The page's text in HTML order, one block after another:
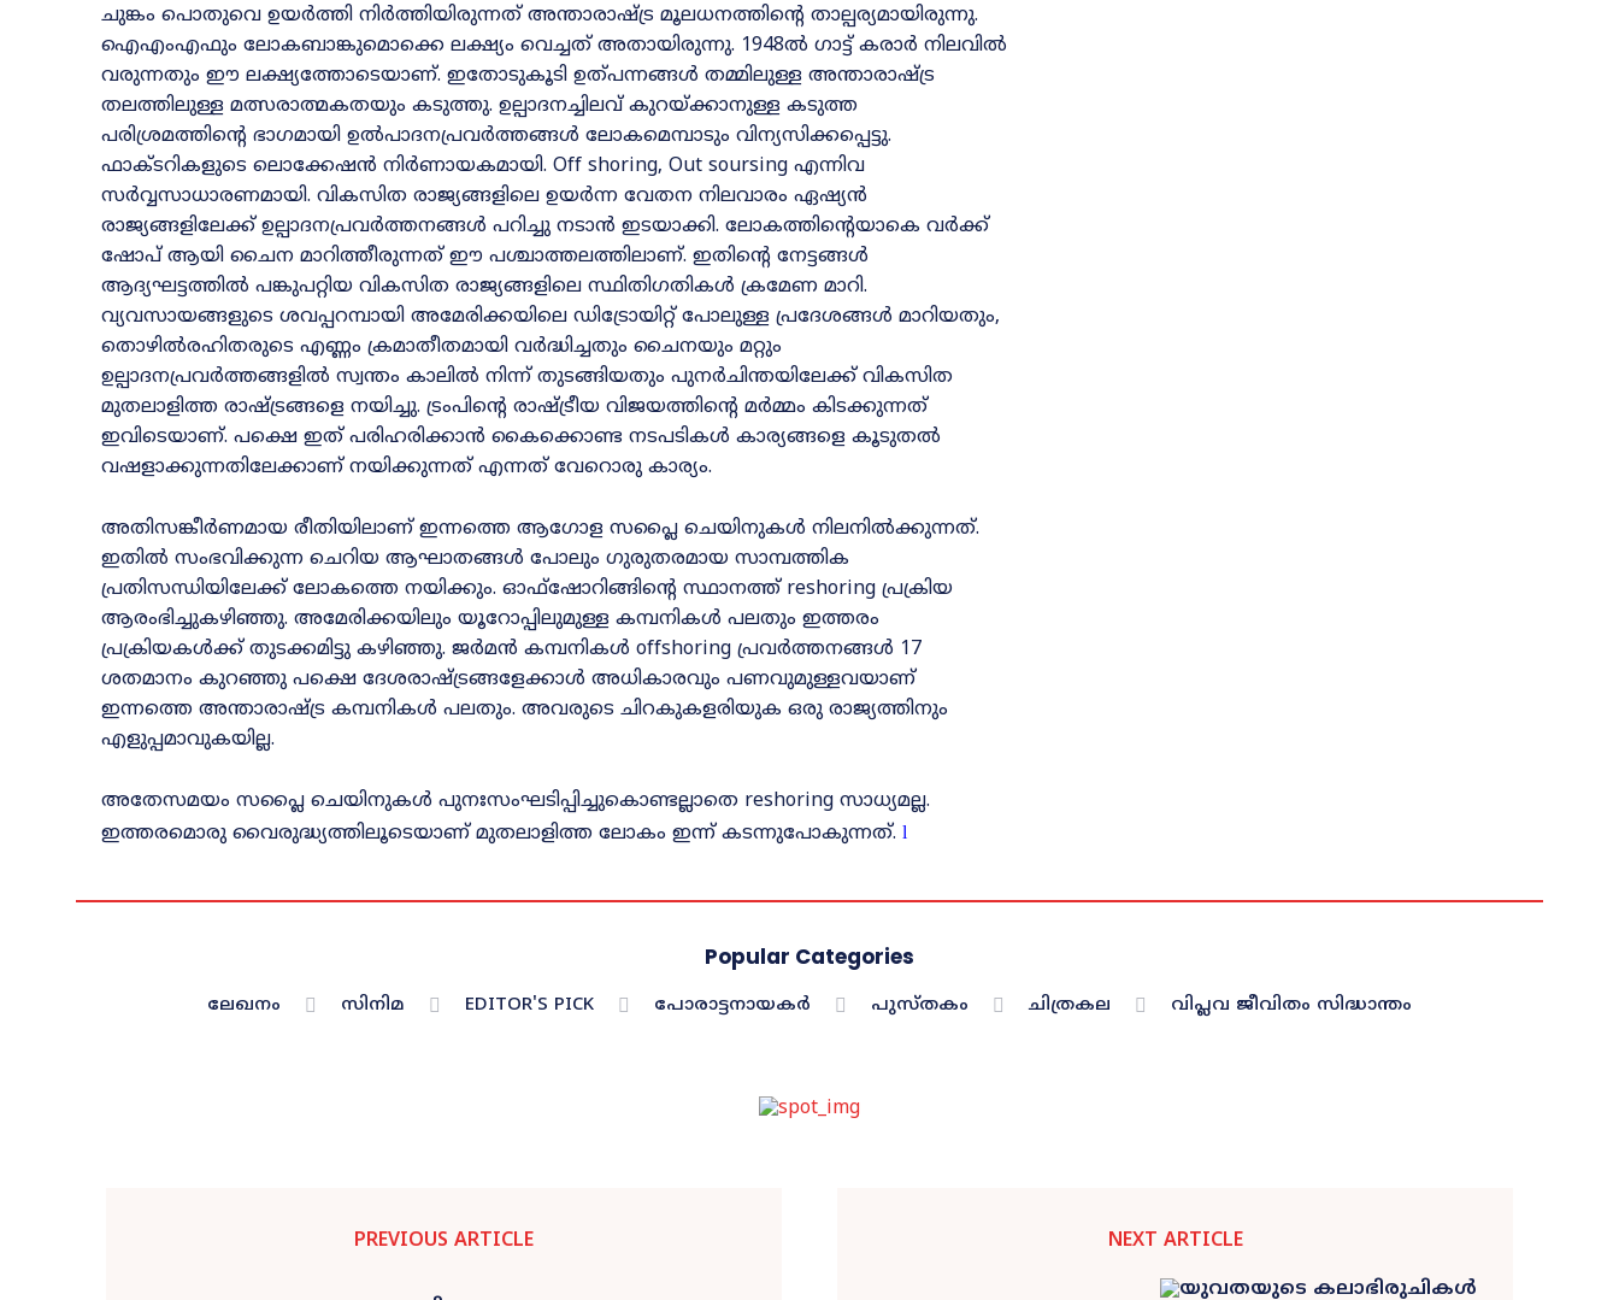
ചുങ്കം പൊതുവെ ഉയർത്തി നിർത്തിയിരുന്നത് അന്താരാഷ്ട്ര മൂലധനത്തിന്റെ താല്പര്യമായിരുന്നു.
ഐഎംഎഫും ലോകബാങ്കുമൊക്കെ ലക്ഷ്യം വെച്ചത് അതായിരുന്നു. 1948ൽ ഗാട്ട് കരാർ നിലവിൽ
വരുന്നതും ഈ ലക്ഷ്യത്തോടെയാണ്. ഇതോടുകൂടി ഉത്പന്നങ്ങൾ തമ്മിലുള്ള അന്താരാഷ്ട്ര
തലത്തിലുള്ള മത്സരാത്മകതയും കടുത്തു. ഉല്പാദനച്ചിലവ് കുറയ്ക്കാനുള്ള കടുത്ത
പരിശ്രമത്തിന്റെ ഭാഗമായി ഉൽപാദനപ്രവർത്തങ്ങൾ ലോകമെമ്പാടും വിന്യസിക്കപ്പെട്ടു.
ഫാക്ടറികളുടെ ലൊക്കേഷൻ നിർണായകമായി. Off shoring, Out soursing എന്നിവ
സർവ്വസാധാരണമായി. വികസിത രാജ്യങ്ങളിലെ ഉയർന്ന വേതന നിലവാരം ഏഷ്യൻ
രാജ്യങ്ങളിലേക്ക് ഉല്പാദനപ്രവർത്തനങ്ങൾ പറിച്ചു നടാൻ ഇടയാക്കി. ലോകത്തിന്റെയാകെ വർക്ക്
ഷോപ് ആയി ചൈന മാറിത്തീരുന്നത് ഈ പശ്ചാത്തലത്തിലാണ്. ഇതിന്റെ നേട്ടങ്ങൾ
ആദ്യഘട്ടത്തിൽ പങ്കുപറ്റിയ വികസിത രാജ്യങ്ങളിലെ സ്ഥിതിഗതികൾ ക്രമേണ മാറി.
വ്യവസായങ്ങളുടെ ശവപ്പറമ്പായി അമേരിക്കയിലെ ഡിട്രോയിറ്റ് പോലുള്ള പ്രദേശങ്ങൾ മാറിയതും,
തൊഴിൽരഹിതരുടെ എണ്ണം ക്രമാതീതമായി വർദ്ധിച്ചതും ചൈനയും മറ്റും
ഉല്പാദനപ്രവർത്തങ്ങളിൽ സ്വന്തം കാലിൽ നിന്ന് തുടങ്ങിയതും പുനർചിന്തയിലേക്ക് വികസിത
മുതലാളിത്ത രാഷ്ട്രങ്ങളെ നയിച്ചു. ട്രംപിന്റെ രാഷ്ട്രീയ വിജയത്തിന്റെ മർമ്മം കിടക്കുന്നത്
ഇവിടെയാണ്. പക്ഷെ ഇത് പരിഹരിക്കാൻ കൈക്കൊണ്ട നടപടികൾ കാര്യങ്ങളെ കൂടുതൽ
വഷളാക്കുന്നതിലേക്കാണ് നയിക്കുന്നത് എന്നത് വേറൊരു കാര്യം.
അതിസങ്കീർണമായ രീതിയിലാണ് ഇന്നത്തെ ആഗോള സപ്ലൈ ചെയിനുകൾ നിലനിൽക്കുന്നത്.
ഇതിൽ സംഭവിക്കുന്ന ചെറിയ ആഘാതങ്ങൾ പോലും ഗുരുതരമായ സാമ്പത്തിക
പ്രതിസന്ധിയിലേക്ക് ലോകത്തെ നയിക്കും. ഓഫ്ഷോറിങ്ങിന്റെ സ്ഥാനത്ത് reshoring പ്രക്രിയ
ആരംഭിച്ചുകഴിഞ്ഞു. അമേരിക്കയിലും യൂറോപ്പിലുമുള്ള കമ്പനികൾ പലതും ഇത്തരം
പ്രക്രിയകൾക്ക് തുടക്കമിട്ടു കഴിഞ്ഞു. ജർമൻ കമ്പനികൾ offshoring പ്രവർത്തനങ്ങൾ 17
ശതമാനം കുറഞ്ഞു പക്ഷെ ദേശരാഷ്ട്രങ്ങളേക്കാൾ അധികാരവും പണവുമുള്ളവയാണ്
ഇന്നത്തെ അന്താരാഷ്ട്ര കമ്പനികൾ പലതും. അവരുടെ ചിറകുകളരിയുക ഒരു രാജ്യത്തിനും
എളുപ്പമാവുകയില്ല.
അതേസമയം സപ്ലൈ ചെയിനുകൾ പുനഃസംഘടിപ്പിച്ചുകൊണ്ടല്ലാതെ reshoring സാധ്യമല്ല.
ഇത്തരമൊരു വൈരുദ്ധ്യത്തിലൂടെയാണ് മുതലാളിത്ത ലോകം ഇന്ന് കടന്നുപോകുന്നത്. l
Popular Categories
ലേഖനം സിനിമ EDITOR'S PICK പോരാട്ടനായകർ പുസ്തകം ചിത്രകല വിപ്ലവ ജീവിതം സിദ്ധാന്തം
PREVIOUS ARTICLE NEXT ARTICLE